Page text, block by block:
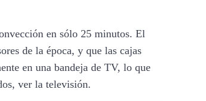
en sólo 25 minutos. El
de la época, y que las cajas
en una bandeja de TV, lo que
ver la televisión.